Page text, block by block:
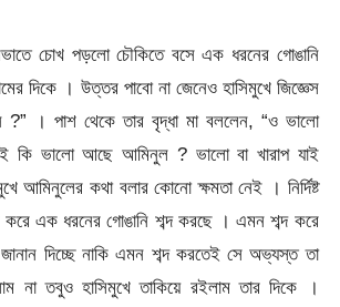
চোখ পড়লো চৌকিতে বসে এক ধরনের গোঙানি
দিকে । উত্তর পাবো না জেনেও হাসিমুখে জিজ্ঞেস
। পাশ থেকে তার বৃদ্ধা মা বললেন, “ও ভালো
কি ভালো আছে আমিনুল ? ভালো বা খারাপ যাই
আমিনুলের কথা বলার কোনো ক্ষমতা নেই । নির্দিষ্ট
এক ধরনের গোঙানি শব্দ করছে । এমন শব্দ করে
দিচ্ছে নাকি এমন শব্দ করতেই সে অভ্যস্ত তা
না তবুও হাসিমুখে তাকিয়ে রইলাম তার দিকে ।